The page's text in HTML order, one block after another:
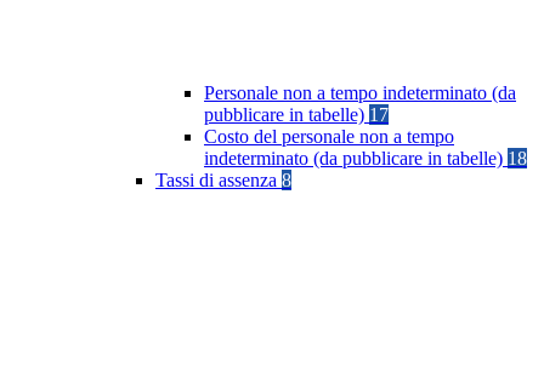
Personale non a tempo indeterminato (da
pubblicare in tabelle) 17
Costo del personale non a tempo
indeterminato (da pubblicare in tabelle) 18
Tassi di assenza 8